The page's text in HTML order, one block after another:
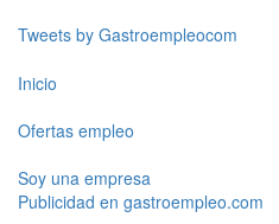
Tweets by Gastroempleocom
Inicio
Ofertas empleo
Soy una empresa
Publicidad en gastroempleo.com